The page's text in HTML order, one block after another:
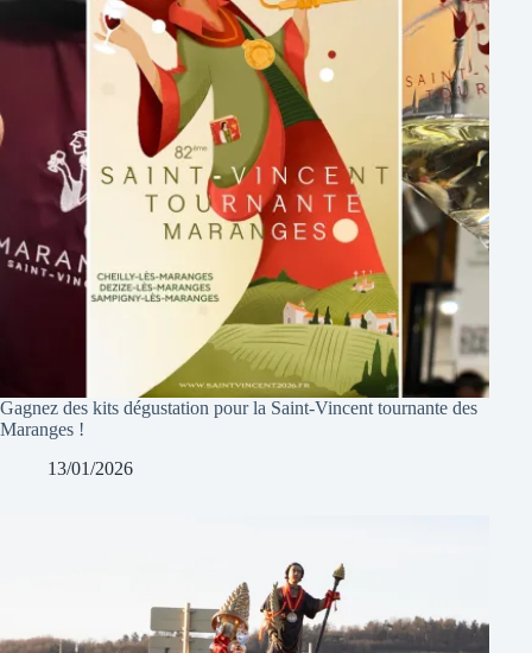
Gagnez des kits dégustation pour la Saint-Vincent tournante des
Maranges !
13/01/2026